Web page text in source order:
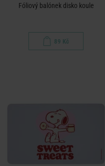
Fóliový balónek disko koule
89 Kč